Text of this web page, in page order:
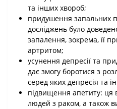
та інших хвороб;
придушення запальних
досліджень було
запалення, зокрема, її
артритом;
усунення депресії та
дає змогу боротися з
серед яких депресія та
підвищення апетиту: ця
людей з раком, а також